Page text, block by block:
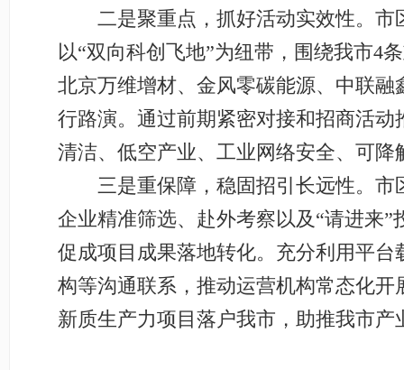
二是聚重点，抓好活动实效性。市
以“双向科创飞地”为纽带，围绕我市4
北京万维增材、金风零碳能源、中联
行路演。通过前期紧密对接和招商活
清洁、低空产业、工业网络安全、可
三是重保障，稳固招引长远性。市
企业精准筛选、赴外考察以及“请进来
促成项目成果落地转化。充分利用平
构等沟通联系，推动运营机构常态化
新质生产力项目落户我市，助推我市